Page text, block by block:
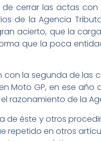
de cerrar las actas
de la Agencia
acierto, que la
que la poca
con la segunda de las
Moto GP, en ese
el razonamiento de la
de éste y otros
repetido en otros